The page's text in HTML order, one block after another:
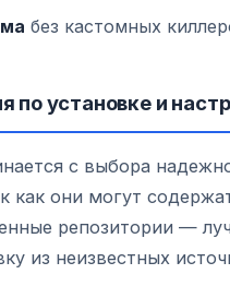
без кастомных
по установке и
с выбора
как они могут
репозитории —
из неизвестных